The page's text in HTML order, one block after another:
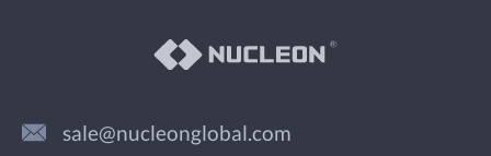
sale@nucleonglobal.com